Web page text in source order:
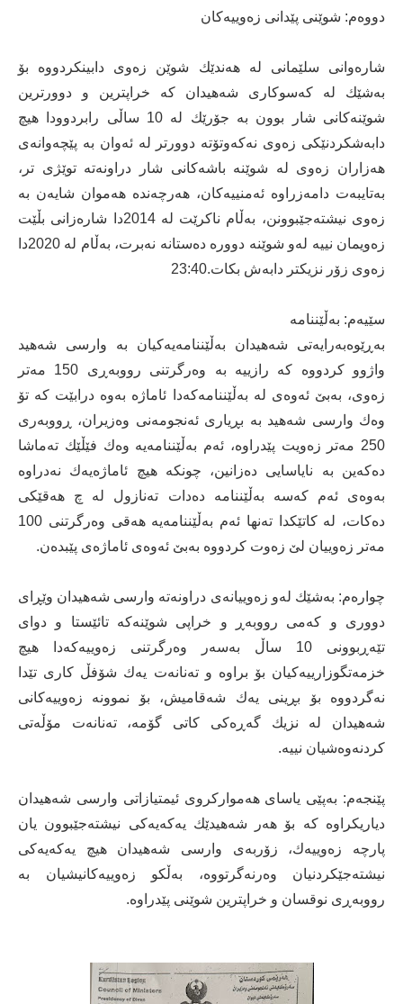
دووەم: شوێنی پێدانی زەوییەكان
شارەوانی سلێمانی لە هەندێك شوێن زەوی دابینكردووە بۆ
بەشێك لە كەسوكاری شەهیدان كە خراپترین و دوورترین
شوێنەكانی شار بوون بە جۆرێك لە 10 ساڵی رابردوودا هیچ
دابەشكردنێكی زەوی نەكەوتۆتە دوورتر لە ئەوان بە پێچەوانەی
هەزاران زەوی لە شوێنە باشەكانی شار دراونەتە توێژی تر،
بەتایبەت دامەزراوە ئەمنییەكان، هەرچەندە هەموان شایەن بە
زەوی نیشتەجێبوونن، بەڵام ناكرێت لە 2014دا شارەزانی بڵێت
زەویمان نییە لەو شوێنە دوورە دەستانە نەبرت، بەڵام لە 2020دا
زەوی زۆر نزیكتر دابەش بكات.23:40
سێیەم: بەڵێننامە
بەڕێوەبەرایەتی شەهیدان بەڵێننامەیەكیان بە وارسی شەهید
واژوو كردووە كە رازییە بە وەرگرتنی رووبەڕی 150 مەتر
زەوی، بەبێ ئەوەی لە بەڵێننامەكەدا ئاماژە بەوە درابێت كە تۆ
وەك وارسی شەهید بە بڕیاری ئەنجومەنی وەزیران، ڕووبەری
250 مەتر زەویت پێدراوە، ئەم بەڵێننامەیە وەك فێڵێك تەماشا
دەكەین بە نایاسایی دەزانین، چونكە هیچ ئاماژەیەك نەدراوە
بەوەی ئەم كەسە بەڵێننامە دەدات تەنازول لە چ هەقێكی
دەكات، لە كاتێكدا تەنها ئەم بەڵێننامەیە هەقی وەرگرتنی 100
مەتر زەوییان لێ زەوت كردووە بەبێ ئەوەی ئاماژەی پێبدەن.
چوارەم: بەشێك لەو زەوییانەی دراونەتە وارسی شەهیدان وێڕای
دووری و كەمی رووبەڕ و خراپی شوێنەكە تائێستا و دوای
تێەڕبوونی 10 ساڵ بەسەر وەرگرتنی زەوییەكەدا هیچ
خزمەتگوزارییەكیان بۆ براوە و تەنانەت یەك شۆفڵ كاری تێدا
نەگردووە بۆ بڕینی یەك شەقامیش، بۆ نموونە زەوییەكانی
شەهیدان لە نزیك گەڕەكی كاتی گۆمە، تەنانەت مۆڵەتی
كردنەوەشیان نییە.
پێنجەم: بەپێی یاسای هەمواركروی ئیمتیازاتی وارسی شەهیدان
دیاریكراوە كە بۆ هەر شەهیدێك یەكەیەكی نیشتەجێبوون یان
پارچە زەوییەك، زۆربەی وارسی شەهیدان هیچ یەكەیەكی
نیشتەجێكردنیان وەرنەگرتووە، بەڵكو زەوییەكانیشیان بە
رووبەڕی نوقسان و خراپترین شوێنی پێدراوە.